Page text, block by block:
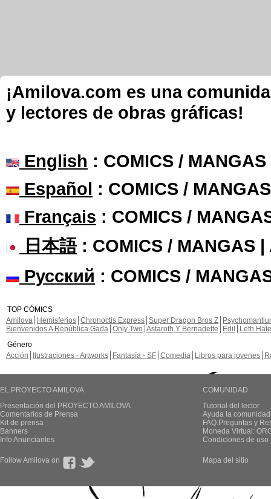
¡Amilova.com es una
y lectores de obras gráficas!
English : COMICS /
Español : COMICS /
Français : COMICS /
日本語: COMICS / MANGAS |
Русский : COMICS /
TOP CÓMICS
Amilova
Hemisferios Chronoctis Express Super Dragon Bros Z
Bienvenidos A República Gada Only Two Astaroth Y Bernadette Edil
Leth Hate
Género
Acción
Ilustraciones - Artworks Fantasía - SF Comedia Libros para jovenes
EL PROYECTO AMILOVA
Presentación del PROYECTO AMILOVA
Comentarios de Prensa
Kit de prensa
Banners
Info Anunciantes
COMUNIDAD
Tutorial del lector
Ayuda la
FAQ.Preguntas y
Moneda Virtual:
Condiciones de uso
Follow Amilova on Mapa del sitio